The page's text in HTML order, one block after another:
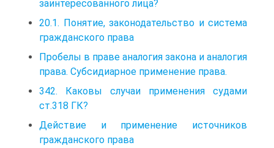
заинтересованного лица?
20.1. Понятие, законодательство и система
гражданского права
Пробелы в праве аналогия закона и аналогия
права. Субсидиарное применение права.
342. Каковы случаи применения судами
ст.318 ГК?
Действие и применение источников
гражданского права